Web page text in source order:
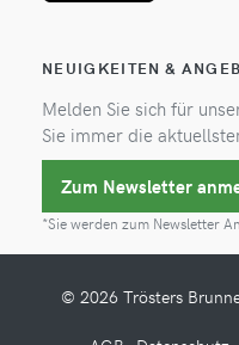
NEUIGKEITEN &
Melden Sie sich für
Sie immer die
Zum Newsletter
*Sie werden zum Newsletter
© 2026 Trösters